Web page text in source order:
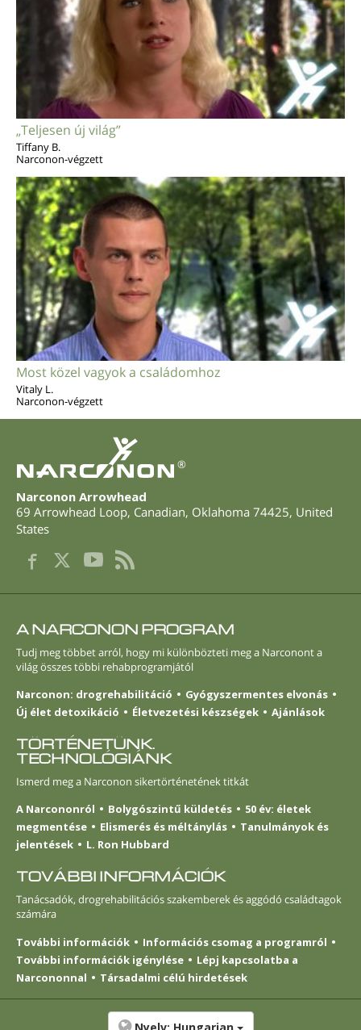
„Teljesen új világ”
Tiffany B.
Narconon-végzett
Most közel vagyok a családomhoz
Vitaly L.
Narconon-végzett
®
Narconon Arrowhead
69 Arrowhead Loop, Canadian, Oklahoma 74425, United
States
A NARCONON PROGRAM
Tudj meg többet arról, hogy mi különbözteti meg a Narconont a
világ összes többi rehabprogramjától
Narconon: drogrehabilitáció
Gyógyszermentes elvonás
Új élet detoxikáció
Életvezetési készségek Ajánlások
TÖRTÉNETÜNK.
TECHNOLÓGIÁNK
Ismerd meg a Narconon sikertörténetének titkát
A Narcononról
Bolygószintű küldetés
50 év: életek
megmentése
Elismerés és méltánylás
Tanulmányok és
jelentések
L. Ron Hubbard
TOVÁBBI INFORMÁCIÓK
Tanácsadók, drogrehabilitációs szakemberek és aggódó családtagok
számára
További információk
Információs csomag a programról
További információk igénylése
Lépj kapcsolatba a
Narcononnal
Társadalmi célú hirdetések
Nyelv: Hungarian